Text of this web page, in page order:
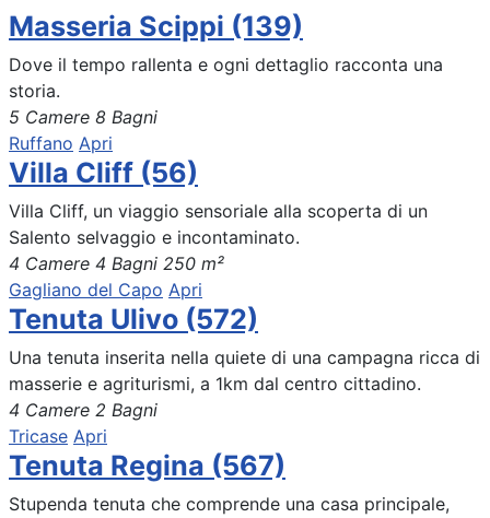
Masseria Scippi (139)
Dove il tempo rallenta e ogni dettaglio racconta una
storia.
5 Camere 8 Bagni
Ruffano Apri
Villa Cliff (56)
Villa Cliff, un viaggio sensoriale alla scoperta di un
Salento selvaggio e incontaminato.
4 Camere 4 Bagni 250 m²
Gagliano del Capo Apri
Tenuta Ulivo (572)
Una tenuta inserita nella quiete di una campagna ricca di
masserie e agriturismi, a 1km dal centro cittadino.
4 Camere 2 Bagni
Tricase Apri
Tenuta Regina (567)
Stupenda tenuta che comprende una casa principale,